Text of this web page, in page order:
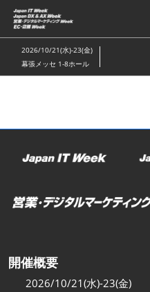
ス
キ
ッ
し
む
2026/10/21(水)-23(金)
幕張メッセ 1-8ホール
開催概要
2026/10/21(水)-23(金)